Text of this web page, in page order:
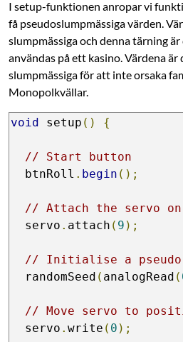
I setup-funktionen anropar vi
få pseudoslumpmässiga värden.
slumpmässiga och denna tärning
användas på ett kasino. Värdena
slumpmässiga för att inte orsaka
Monopolkvällar.
void setup () {
// Start button
  btnRoll
. begin ();
// Attach the servo
  servo
. attach ( 9 );
// Initialise a pseudo-
  randomSeed
( analogRead (
// Move servo to
  servo
. write ( 0 );